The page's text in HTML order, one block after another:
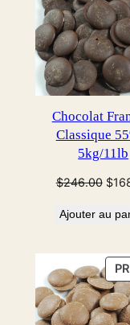
Chocolat
Classique
5kg/11lb
$246.00 Le
$
Ajouter au